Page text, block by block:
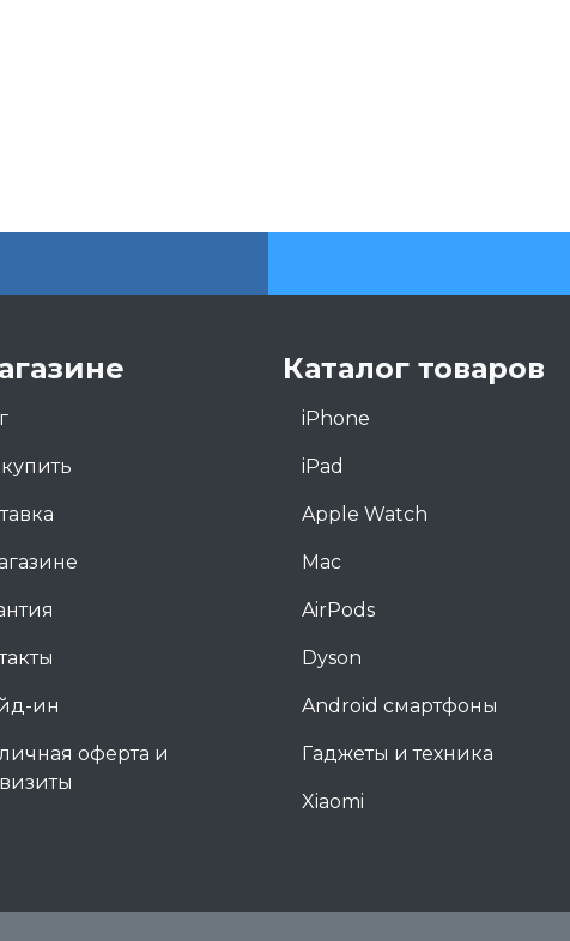
ин
оферта и
Каталог товаров
iPhone
iPad
Apple Watch
Mac
AirPods
Dyson
Android смартфоны
Гаджеты и техника
Xiaomi